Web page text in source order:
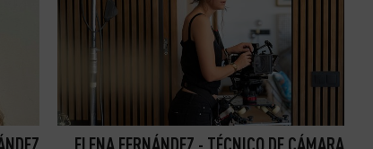
ELENA FERNÁNDEZ - TÉCNICO DE CÁMARA